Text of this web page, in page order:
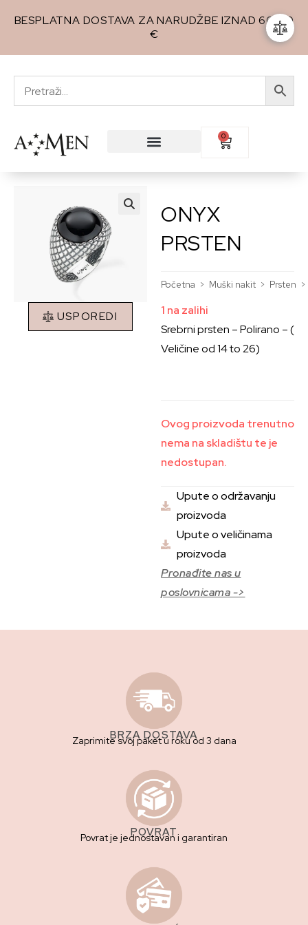
BESPLATNA DOSTAVA ZA NARUDŽBE IZNAD 60,00
€
0
USPOREDI
ONYX
PRSTEN
Početna > Muški nakit > Prsten >
1 na zalihi
Srebrni prsten – Polirano – (
Veličine od 14 to 26)
Ovog proizvoda trenutno
nema na skladištu te je
nedostupan.
Upute o održavanju
proizvoda
Upute o veličinama
proizvoda
Pronađite nas u
poslovnicama ->
BRZA DOSTAVA
Zaprimite svoj paket u roku od 3 dana
POVRAT
Povrat je jednostavan i garantiran